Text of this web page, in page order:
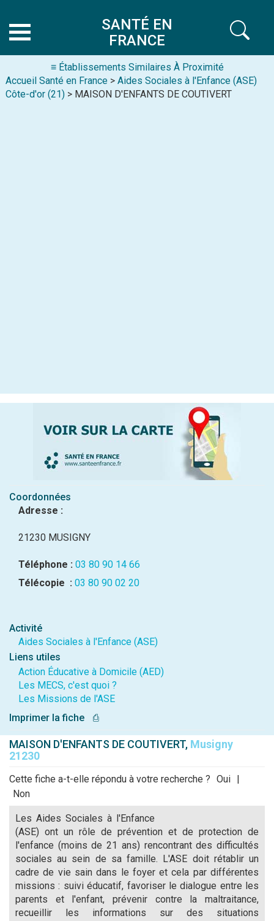
SANTÉ EN
FRANCE
≡ Établissements Similaires À Proximité
Accueil Santé en France > Aides Sociales à l'Enfance (ASE)
Côte-d'or (21) > MAISON D'ENFANTS DE COUTIVERT
Coordonnées
Adresse :
21230 MUSIGNY
Téléphone : 03 80 90 14 66
Télécopie : 03 80 90 02 20
Activité
Aides Sociales à l'Enfance (ASE)
Liens utiles
Action Éducative à Domicile (AED)
Les MECS, c'est quoi ?
Les Missions de l'ASE
Imprimer la fiche
⎙
MAISON D'ENFANTS DE COUTIVERT, Musigny
21230
Cette fiche a-t-elle répondu à votre recherche ? Oui |
Non
Les Aides Sociales à l'Enfance
(ASE) ont un rôle de prévention et de protection de
l'enfance (moins de 21 ans) rencontrant des difficultés
sociales au sein de sa famille. L'ASE doit rétablir un
cadre de vie sain dans le foyer et cela par différentes
missions : suivi éducatif, favoriser le dialogue entre les
parents et l'enfant, prévenir contre la maltraitance,
recueillir les informations sur des situations